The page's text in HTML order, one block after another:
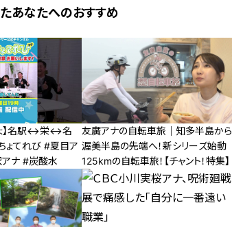
あなたへのおすすめ
ょ】名駅↔栄↔名
てれび #夏目ア
ナ #炭酸水
友廣アナの自転車旅｜知多半島から
渥美半島の先端へ！新シリーズ始動
125kmの自転車旅！【チャント！特集】